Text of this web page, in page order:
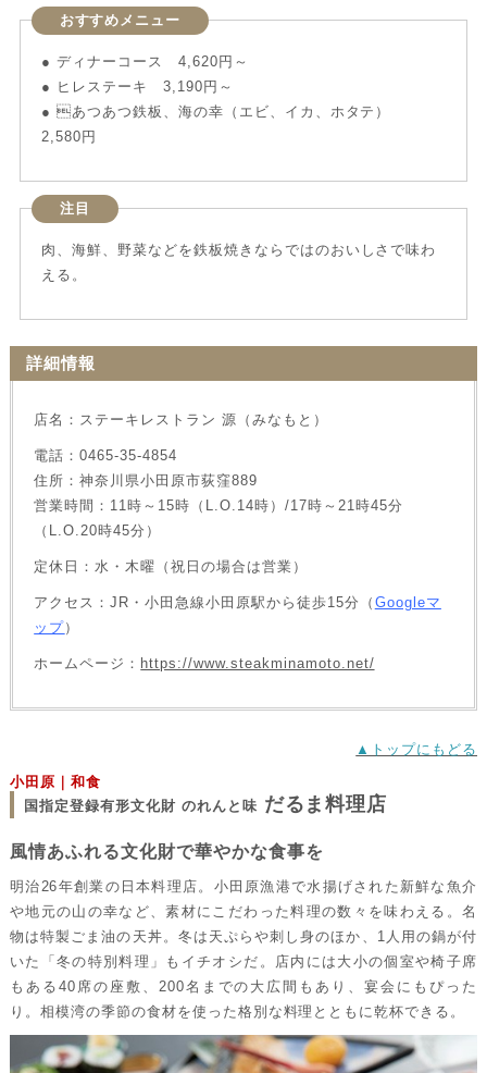
おすすめメニュー
● ディナーコース 4,620円～
● ヒレステーキ 3,190円～
● あつあつ鉄板、海の幸（エビ、イカ、ホタテ）
2,580円
注目
肉、海鮮、野菜などを鉄板焼きならではのおいしさで味わ
える。
詳細情報
店名：ステーキレストラン 源（みなもと）
電話：0465-35-4854
住所：神奈川県小田原市荻窪889
営業時間：11時～15時（L.O.14時）/17時～21時45分
（L.O.20時45分）
定休日：水・木曜（祝日の場合は営業）
アクセス：JR・小田急線小田原駅から徒歩15分（ Googleマ
ップ）
ホームページ： https://www.steakminamoto.net/
▲トップにもどる
小田原｜和食
国指定登録有形文化財 のれんと味 だるま料理店
風情あふれる文化財で華やかな食事を
明治26年創業の日本料理店。小田原漁港で水揚げされた新鮮な魚介
や地元の山の幸など、素材にこだわった料理の数々を味わえる。名
物は特製ごま油の天丼。冬は天ぷらや刺し身のほか、1人用の鍋が付
いた「冬の特別料理」もイチオシだ。店内には大小の個室や椅子席
もある40席の座敷、200名までの大広間もあり、宴会にもぴった
り。相模湾の季節の食材を使った格別な料理とともに乾杯できる。